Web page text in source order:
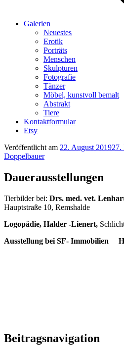
Galerien
Neuestes
Erotik
Porträts
Menschen
Skulpturen
Fotografie
Tänzer
Möbel, kunstvoll bemalt
Abstrakt
Tiere
Kontaktformular
Etsy
Veröffentlicht am 22. August 201927.
Doppelbauer
Dauerausstellungen
Tierbilder bei: Drs. med. vet.
Hauptstraße 10, Remshalde
Logopädie, Halder -Lienert,
Ausstellung bei SF- Immobilien
Beitragsnavigation